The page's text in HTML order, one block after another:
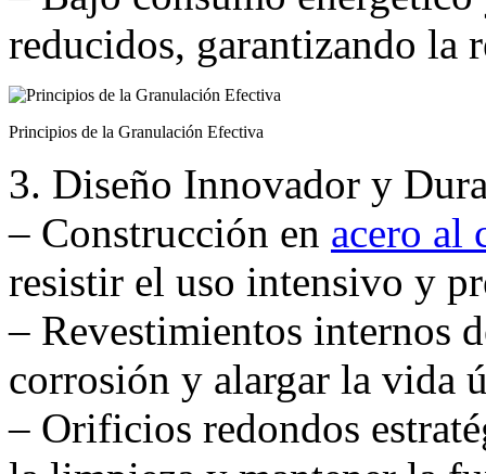
reducidos, garantizando la
Principios de la Granulación Efectiva
3. Diseño Innovador y
– Construcción en acero al
resistir el uso intensivo y
– Revestimientos internos
corrosión y alargar la vida
– Orificios redondos